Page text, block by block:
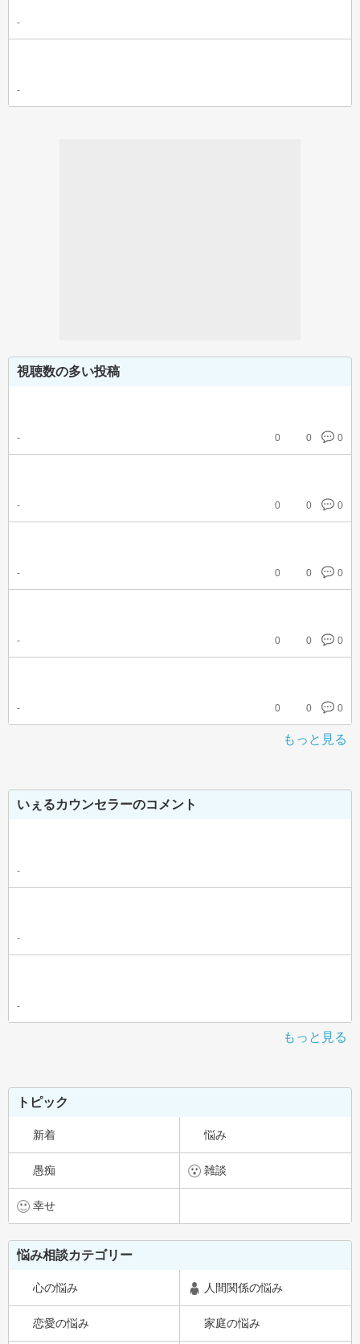
-
-
視聴数の多い投稿
- 0 0 0
- 0 0 0
- 0 0 0
- 0 0 0
- 0 0 0
もっと見る
いぇるカウンセラーのコメント
-
-
-
もっと見る
トピック
新着 悩み
愚痴 雑談
幸せ
悩み相談カテゴリー
心の悩み 人間関係の悩み
恋愛の悩み 家庭の悩み